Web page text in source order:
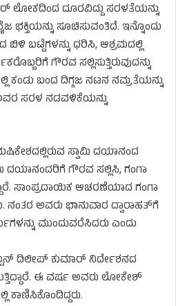
ಲೋಕದಿಂದ ದೂರವಿದ್ದು ಸರಳತೆಯನ್ನು
ಭಕ್ತಿಯನ್ನು ಸೂಚಿಸುವಂತಿದೆ. ಇನ್ನೊಂದು
ಬಟ್ಟೆಗಳನ್ನು ಧರಿಸಿ, ಆಶ್ರಮದಲ್ಲಿ
ಗೌರವ ಸಲ್ಲಿಸುತ್ತಿರುವುದನ್ನು
ಬಂದ ದಿಗ್ಗಜ ನಟನ ನಮ್ರತೆಯನ್ನು
ಅವರ ಸರಳ ನಡವಳಿಕೆಯನ್ನು
ಸ್ವಾಮಿ ದಯಾನಂದ
ದಯಾನಂದರಿಗೆ ಗೌರವ ಸಲ್ಲಿಸಿ, ಗಂಗಾ
ಸಾಂಪ್ರದಾಯಿಕ ಆಚರಣೆಯಾದ ಗಂಗಾ
ಅವರು ಭಾನುವಾರ ದ್ವಾರಾಹತ್‌ಗೆ
ಮುಂದುವರೆಸಿದರು ಎಂದು
ದಿಲೀಪ್‌ ಕುಮಾರ್ ನಿರ್ದೇಶನದ
ಈ ವರ್ಷ ಅವರು ಲೋಕೇಶ್
ಕಾಣಿಸಿಕೊಂಡಿದ್ದರು.